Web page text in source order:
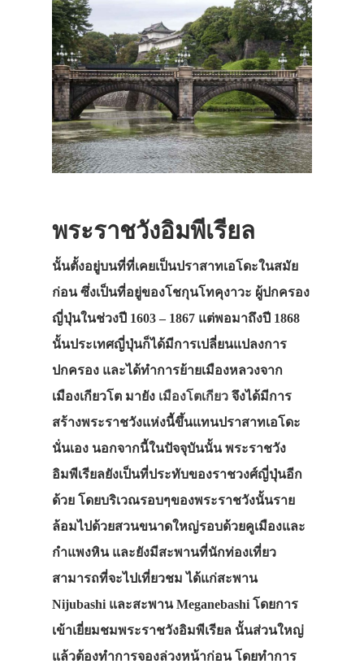
พระราชวังอิมพีเรียล
นั้นตั้งอยู่บนที่ที่เคยเป็นปราสาทเอโดะในสมัย
ก่อน ซึ่งเป็นที่อยู่ของโชกุนโทคุงาวะ ผู้ปกครอง
ญี่ปุ่นในช่วงปี 1603 – 1867 แต่พอมาถึงปี 1868
นั้นประเทศญี่ปุ่นก็ได้มีการเปลี่ยนแปลงการ
ปกครอง และได้ทำการย้ายเมืองหลวงจาก
เมืองเกียวโต มายัง เมืองโตเกียว จึงได้มีการ
สร้างพระราชวังแห่งนี้ขึ้นแทนปราสาทเอโดะ
นั่นเอง นอกจากนี้ในปัจจุบันนั้น พระราชวัง
อิมพีเรียลยังเป็นที่ประทับของราชวงศ์ญี่ปุ่นอีก
ด้วย โดยบริเวณรอบๆของพระราชวังนั้นราย
ล้อมไปด้วยสวนขนาดใหญ่รอบด้วยคูเมืองและ
กำแพงหิน และยังมีสะพานที่นักท่องเที่ยว
สามารถที่จะไปเที่ยวชม ได้แก่สะพาน
Nijubashi และสะพาน Meganebashi โดยการ
เข้าเยี่ยมชมพระราชวังอิมพีเรียล นั้นส่วนใหญ่
แล้วต้องทำการจองล่วงหน้าก่อน โดยทำการ